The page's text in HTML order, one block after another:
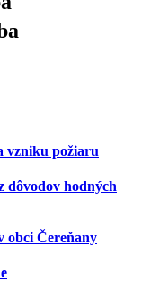
vzniku požiaru
dôvodov hodných
obci Čereňany